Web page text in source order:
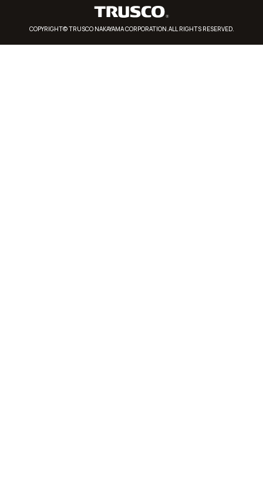
COPYRIGHT© TRUSCO NAKAYAMA CORPORATION.ALL RIGHTS RESERVED.